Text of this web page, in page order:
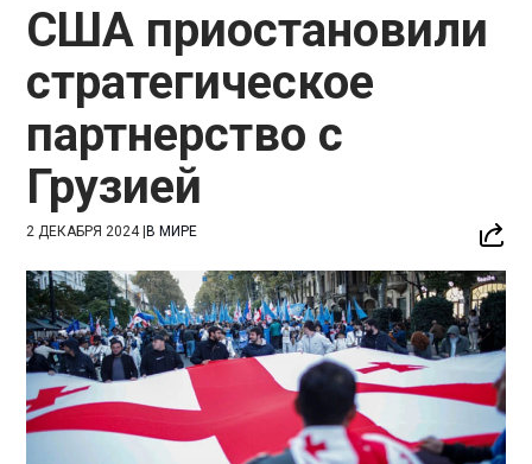
США приостановили
стратегическое
партнерство с
Грузией
2 ДЕКАБРЯ 2024|В МИРЕ